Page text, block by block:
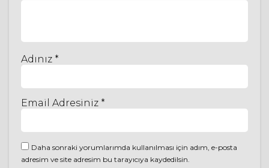
Adınız *
Email Adresiniz *
Daha sonraki yorumlarımda kullanılması için adım, e-posta
adresim ve site adresim bu tarayıcıya kaydedilsin.